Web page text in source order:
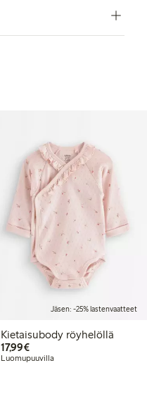
Jäsen: -25% lastenvaatteet
Kietaisubody röyhelöllä
17,99€17,99 €
Luomupuuvilla